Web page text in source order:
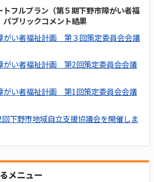
トフルプラン（第５期下野市障がい者福
パブリックコメント結果
がい者福祉計画 第３回策定委員会会議
がい者福祉計画 第2回策定委員会会議
がい者福祉計画 第1回策定委員会会議
下野市地域自立支援協議会を開催しま
メニュー